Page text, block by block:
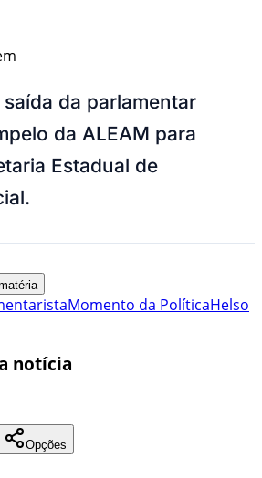
da parlamentar
da ALEAM para
Estadual de
Momento da PolíticaHelso
notícia
Opções